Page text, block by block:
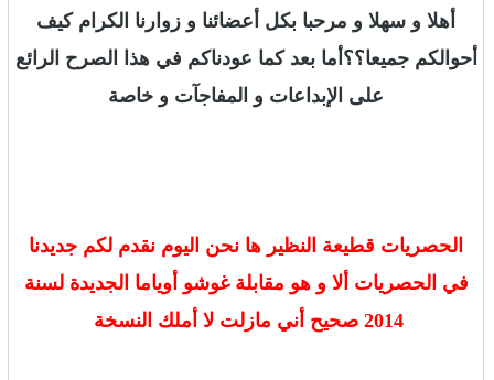
k
أهلا و سهلا و مرحبا بكل أعضائنا و زوارنا الكرام كيف
أحوالكم جميعا؟؟أما بعد كما عودناكم في هذا الصرح الرائع
على الإبداعات و المفاجآت و خاصة
الحصريات قطيعة النظير ها نحن اليوم نقدم لكم جديدنا
في الحصريات ألا و هو مقابلة غوشو أوياما الجديدة لسنة
2014 صحيح أني مازلت لا أملك النسخة